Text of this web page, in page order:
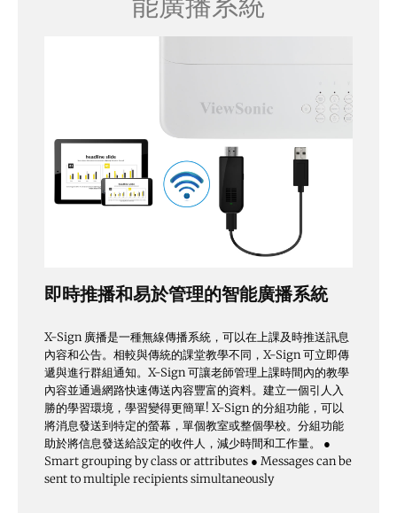
即時推播和易於管理的智能廣播系統
X-Sign 廣播是一種無線傳播系統，可以在上課及時推送訊息
內容和公告。相較與傳統的課堂教學不同，X-Sign 可立即傳
遞與進行群組通知。X-Sign 可讓老師管理上課時間內的教學
內容並通過網路快速傳送內容豐富的資料。建立一個引人入
勝的學習環境，學習變得更簡單! X-Sign 的分組功能，可以
將消息發送到特定的螢幕，單個教室或整個學校。分組功能
助於將信息發送給設定的收件人，減少時間和工作量。 ●
Smart grouping by class or attributes ● Messages can be
sent to multiple recipients simultaneously